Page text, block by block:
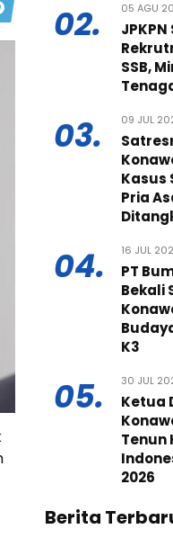
02. 05 AGU
SSB,
03. 09 JUL
Kasus
Pria
04. 16 JUL
PT
Bekali
K3
05. 30 JUL
Ketua
Tenun
2026
Berita